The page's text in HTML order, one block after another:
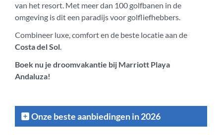
van het resort. Met meer dan 100 golfbanen in de
omgeving is dit een paradijs voor golfliefhebbers.
Combineer luxe, comfort en de beste locatie aan de
Costa del Sol.
Boek nu je droomvakantie bij Marriott Playa
Andaluza!
Onze beste aanbiedingen in 2026